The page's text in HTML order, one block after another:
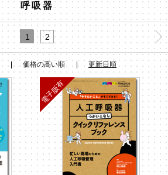
呼吸器
1 2
価格の高い順 更新日順